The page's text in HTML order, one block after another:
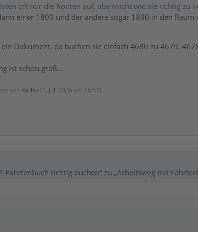
oft nur die Konten auf, abe rnicht wie sie richtig zu
einer 1800 und der andere sogar 1890 in den
ein Dokument, da buchen sie einfach 4680 zu 4679,
ist schon groß...
von Karlex (1. Juli 2026 um 16:57)
Fahrtenbuch richtig buchen“ zu „Arbeitsweg mit